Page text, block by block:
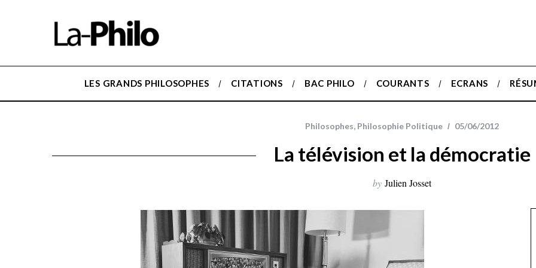
LES GRANDS PHILOSOPHES CITATIONS BAC PHILO COURANTS ECRANS
Philosophes, Philosophie Politique 05/06/2012
La télévision et la démocratie
by Julien Josset